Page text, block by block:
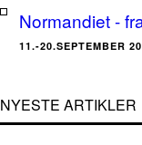
Normandiet -
11.-20.SEPTEMBER
NYESTE ARTIKLER